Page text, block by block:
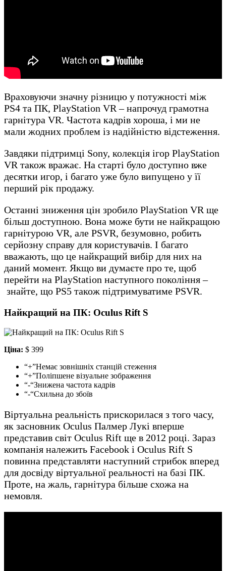
Враховуючи значну різницю у потужності між
PS4 та ПК, PlayStation VR – напрочуд грамотна
гарнітура VR. Частота кадрів хороша, і ми не
мали жодних проблем із надійністю відстеження.
Завдяки підтримці Sony, колекція ігор PlayStation
VR також вражає. На старті було доступно вже
десятки игор, і багато уже було випущено у її
перший рік продажу.
Останні зниження цін зробило PlayStation VR ще
більш доступною. Вона може бути не найкращою
гарнітурою VR, але PSVR, безумовно, робить
серйозну справу для користувачів. І багато
вважають, що це найкращий вибір для них на
даний момент. Якщо ви думаєте про те, щоб
перейти на PlayStation наступного покоління –
знайте, що PS5 також підтримуватиме PSVR.
Найкращий на ПК: Oculus Rift S
Ціна: $ 399
“+”Немає зовнішніх станцій стеження
“+”Поліпшене візуальне зображення
“-“Знижена частота кадрів
“-“Схильна до збоїв
Віртуальна реальність прискорилася з того часу,
як засновник Oculus Палмер Лукі вперше
представив світ Oculus Rift ще в 2012 році. Зараз
компанія належить Facebook і Oculus Rift S
повинна представляти наступний стрибок вперед
для досвіду віртуальної реальності на базі ПК.
Проте, на жаль, гарнітура більше схожа на
немовля.